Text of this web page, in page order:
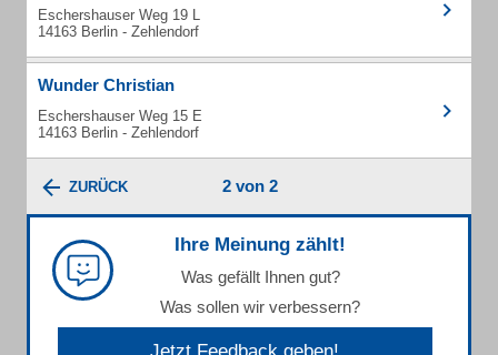
Eschershauser Weg 19 L
14163 Berlin - Zehlendorf
Wunder Christian
Eschershauser Weg 15 E
14163 Berlin - Zehlendorf
ZURÜCK 2 von 2
Ihre Meinung zählt!
Was gefällt Ihnen gut?
Was sollen wir verbessern?